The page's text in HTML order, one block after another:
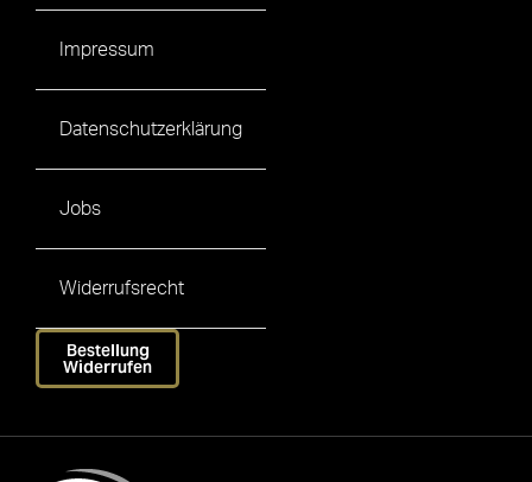
Impressum
Datenschutzerklärung
Jobs
Widerrufsrecht
Bestellung
Widerrufen